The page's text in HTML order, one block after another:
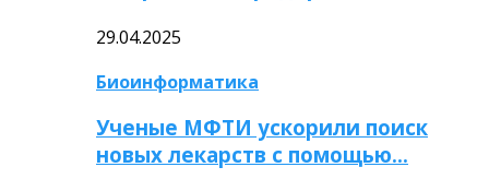
29.04.2025
Биоинформатика
Ученые МФТИ ускорили поиск
новых лекарств с помощью…